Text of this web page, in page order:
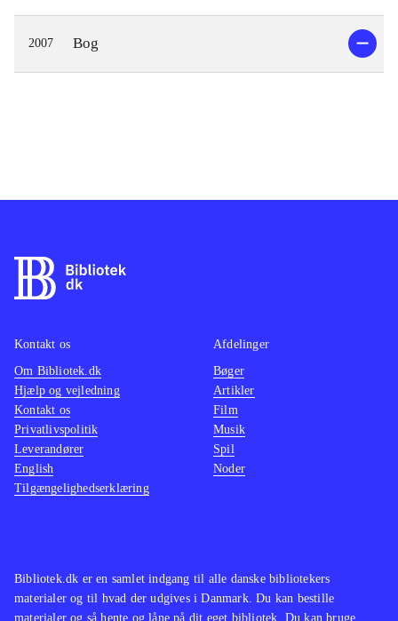
2007 Bog
Bibliotek.dk er en samlet indgang til alle danske bibliotekers
materialer og til hvad der udgives i Danmark. Du kan bestille
materialer og så hente og låne på dit eget bibliotek. Du kan bruge
Kontakt os
Om Bibliotek.dk
Hjælp og vejledning
Kontakt os
Privatlivspolitik
Leverandører
English
Tilgængelighedserklæring
Afdelinger
Bøger
Artikler
Film
Musik
Spil
Noder